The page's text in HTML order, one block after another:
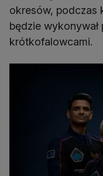
okresów, podczas
będzie wykonywał
krótkofalowcami.